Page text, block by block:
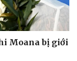
Moana bị giới